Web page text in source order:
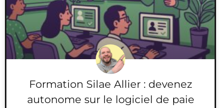
Formation Silae Allier : devenez
autonome sur le logiciel de paie